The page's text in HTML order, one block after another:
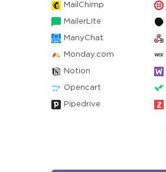
MailChimp
MailerLite
ManyChat
Monday.com
Notion
Opencart
Pipedrive